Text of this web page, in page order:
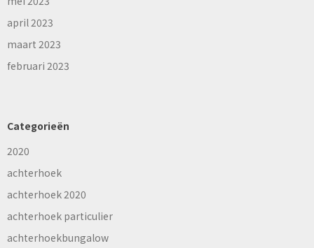
april 2023
maart 2023
februari 2023
Categorieën
2020
achterhoek
achterhoek 2020
achterhoek particulier
achterhoekbungalow